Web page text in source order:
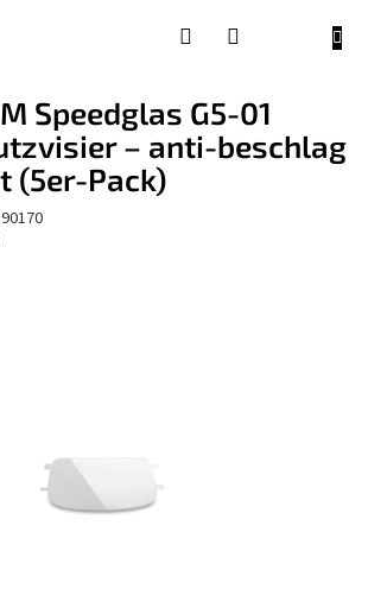
Speedglas G5-01
– anti-beschlag
(5er-Pack)